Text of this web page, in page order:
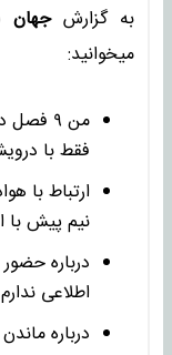
به گزارش جهان
میخوانید:
من ۹
فقط با
ارتباط با
نیم پیش
درباره
اطلاعی
درباره